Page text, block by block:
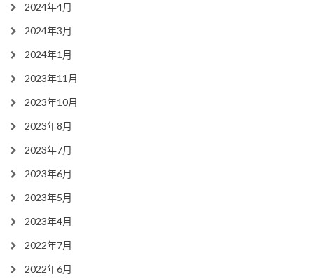
2024年4月
2024年3月
2024年1月
2023年11月
2023年10月
2023年8月
2023年7月
2023年6月
2023年5月
2023年4月
2022年7月
2022年6月